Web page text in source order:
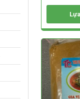
phẩm
Sản
phẩm
này
có
nhiều
biến
thể.
Các